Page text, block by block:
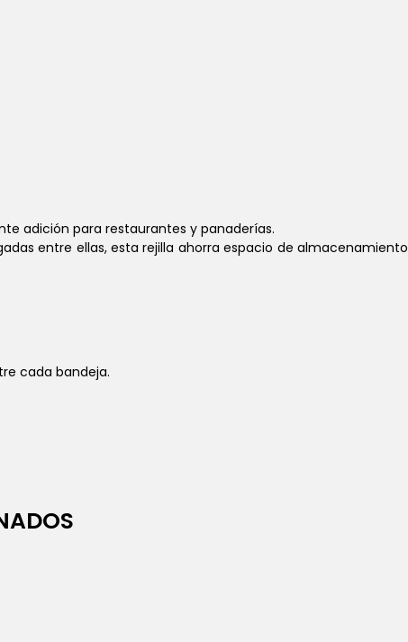
adición para restaurantes y panaderías.
entre ellas, esta rejilla ahorra espacio de almacenamiento
cada bandeja.